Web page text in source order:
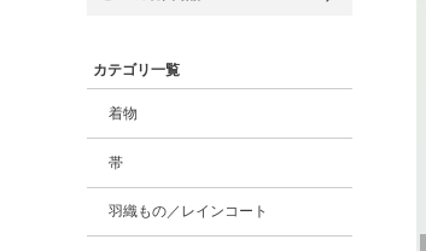
カテゴリ一覧
着物
帯
羽織もの／レインコート